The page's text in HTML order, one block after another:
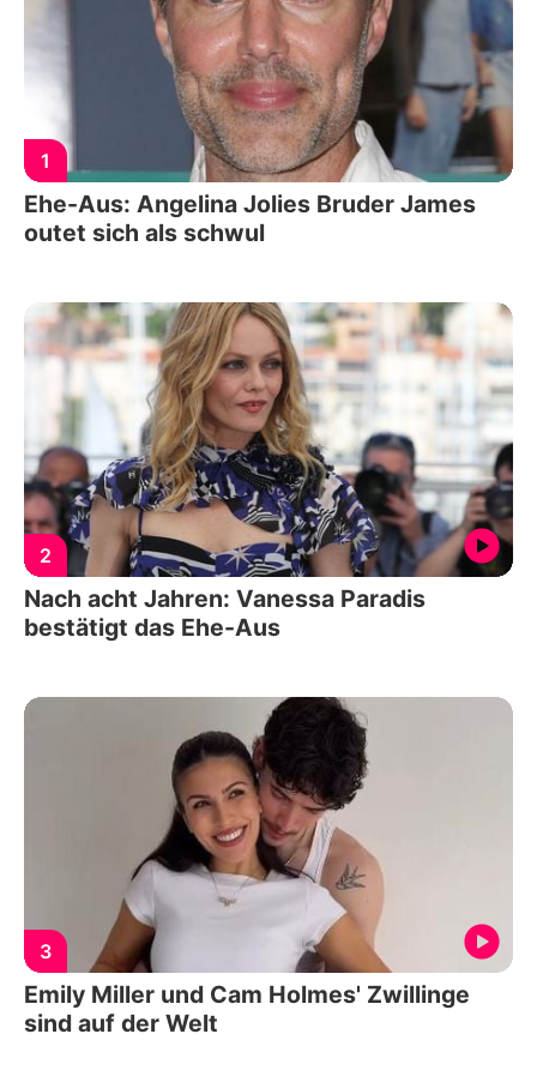
1
Ehe-Aus: Angelina Jolies Bruder James
outet sich als schwul
2
Nach acht Jahren: Vanessa Paradis
bestätigt das Ehe-Aus
3
Emily Miller und Cam Holmes' Zwillinge
sind auf der Welt